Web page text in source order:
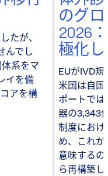
たが、
んでし
系をマ
イを備
アを構
のグ
2026
極化
EUがIVD
米国は自
ポートで
器の3,343
制度にお
め、これ
意味する
ら再構築